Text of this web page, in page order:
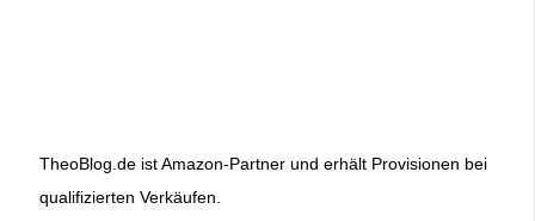
TheoBlog.de ist Amazon-Partner und erhält Provisionen bei
qualifizierten Verkäufen.